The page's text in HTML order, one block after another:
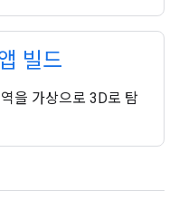
빌드
을 가상으로 3D로 탐